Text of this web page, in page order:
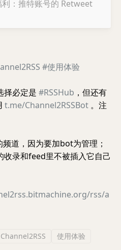
利：推特账号的 Retweet
#使用体验
择必定是 #RSSHub ，但还有
t.me/Channel2RSSBot 。注
道，因为要加bot为管理；
收录和feed里不被插入它自己
rss/a
Channel2RSS
使用体验